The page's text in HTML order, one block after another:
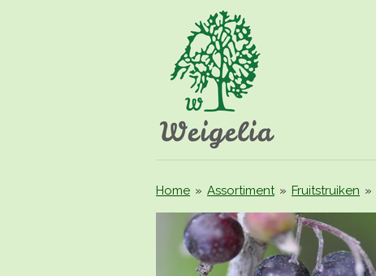
Home » Assortiment » Fruitstruiken »